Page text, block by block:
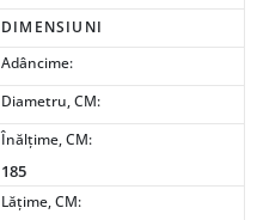
DIMENSIUNI
Adâncime:
Diametru, CM:
Înălțime, CM:
185
Lățime, CM: